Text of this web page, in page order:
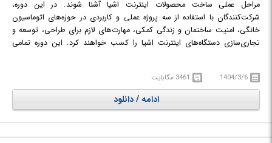
در دوره آموزشی Arduino Masterclass: AI, Robotics & ChatGPT For
Beginners با مفاهیم آردوینو، الکترونیک، رباتیک و هوش مصنوعی آشنا خواهید
شد.
مراحل عملی ساخت محصولات اینترنت اشیا آشنا شوند. در این دوره،
شرکت‌کنندگان با استفاده از سه پروژه عملی و کاربردی در حوزه‌های اتوماسیون
خانگی، امنیت ساختمان و زندگی کمکی، مهارت‌های لازم برای طراحی، توسعه و
تجاری‌سازی دستگاه‌های اینترنت اشیا را کسب خواهند کرد. این دوره تمامی
فراهم می‌سازد. هدف اصلی این دوره توانمندسازی شرکت‌کنندگان برای ورود به
دنیای جذاب اینترنت اشیا و تبدیل ایده‌های خود به محصولات واقعی و قابل
عرضه به بازار است.
در دوره آموزشی Complete Guide to Build IOT Things from Scratch to
1404/3/6 3461 مگابایت
ادامه / دانلود